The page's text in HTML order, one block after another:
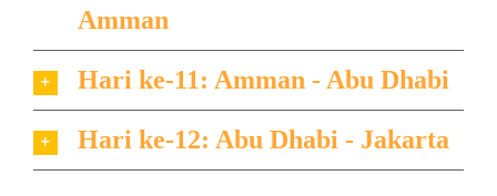
Amman
Hari ke-11: Amman - Abu Dhabi
Hari ke-12: Abu Dhabi - Jakarta